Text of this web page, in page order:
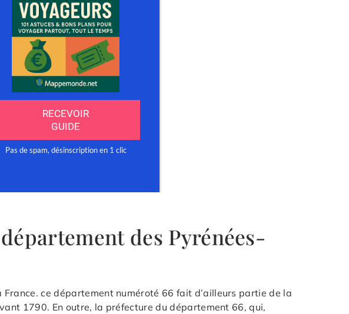
des Pyrénées-
ce département numéroté 66 fait d’ailleurs partie de la
1790. En outre, la préfecture du département 66, qui,